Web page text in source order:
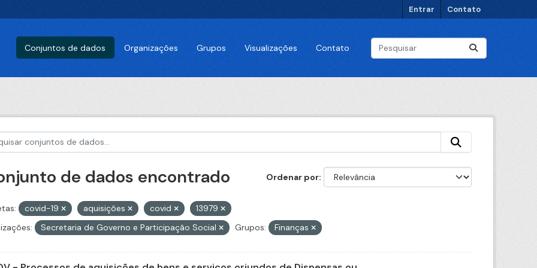
Entrar Contato
Conjuntos de dados Organizações Grupos Visualizações Contato
Ordenar por
de dados encontrado
covid-19 aquisições covid
13979
Secretaria de Governo e Participação Social Grupos: Finanças